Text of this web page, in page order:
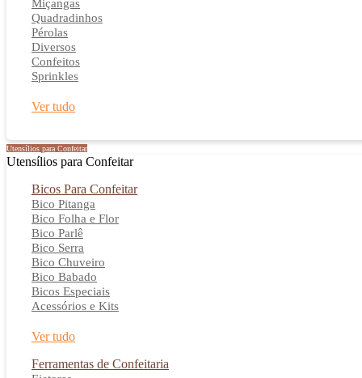
Miçangas
Quadradinhos
Pérolas
Diversos
Confeitos
Sprinkles
Ver tudo
Utensílios para Confeitar
Utensílios para Confeitar
Bicos Para Confeitar
Bico Pitanga
Bico Folha e Flor
Bico Parlê
Bico Serra
Bico Chuveiro
Bico Babado
Bicos Especiais
Acessórios e Kits
Ver tudo
Ferramentas de Confeitaria